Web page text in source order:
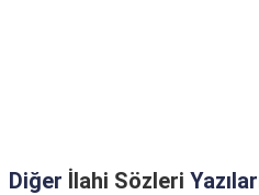
Diğer İlahi Sözleri